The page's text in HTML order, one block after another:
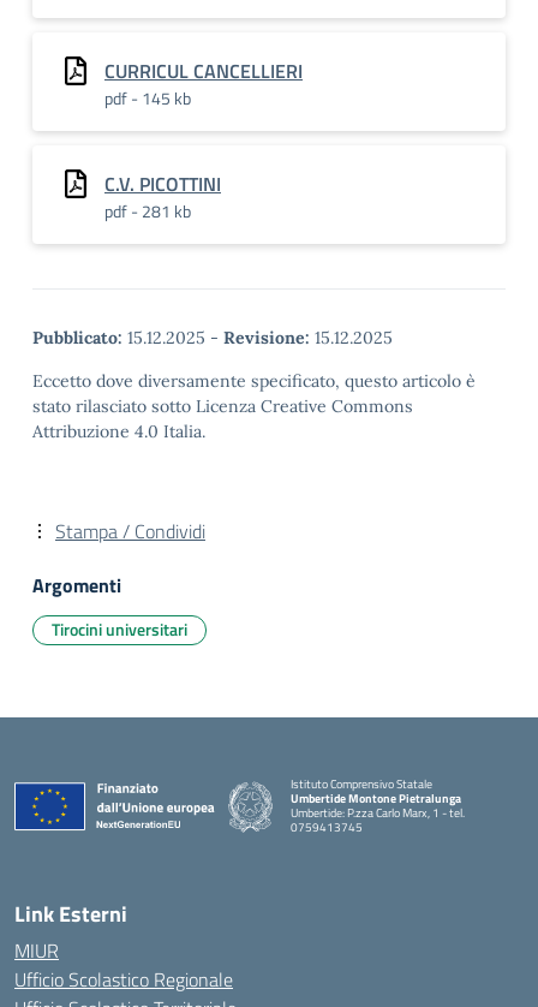
CURRICUL CANCELLIERI
pdf - 145 kb
C.V. PICOTTINI
pdf - 281 kb
Pubblicato: 15.12.2025 - Revisione: 15.12.2025
Eccetto dove diversamente specificato, questo articolo è
stato rilasciato sotto Licenza Creative Commons
Attribuzione 4.0 Italia.
Stampa / Condividi
Argomenti
Tirocini universitari
Istituto Comprensivo Statale
Umbertide Montone Pietralunga
Umbertide: P.zza Carlo Marx, 1 - tel.
0759413745
Link Esterni
MIUR
Ufficio Scolastico Regionale